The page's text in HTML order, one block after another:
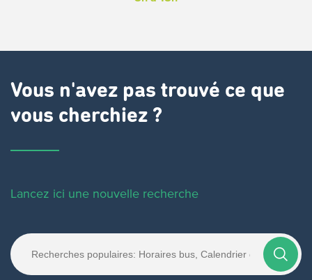
Vous n'avez pas trouvé ce que
vous cherchiez ?
Lancez ici une nouvelle recherche